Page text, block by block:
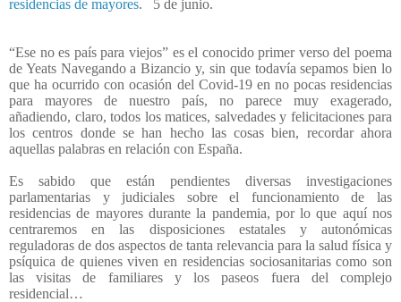
residencias de mayores. 5 de junio.
“Ese no es país para viejos” es el conocido primer verso del poema
de Yeats Navegando a Bizancio y, sin que todavía sepamos bien lo
que ha ocurrido con ocasión del Covid-19 en no pocas residencias
para mayores de nuestro país, no parece muy exagerado,
añadiendo, claro, todos los matices, salvedades y felicitaciones para
los centros donde se han hecho las cosas bien, recordar ahora
aquellas palabras en relación con España.
Es sabido que están pendientes diversas investigaciones
parlamentarias y judiciales sobre el funcionamiento de las
residencias de mayores durante la pandemia, por lo que aquí nos
centraremos en las disposiciones estatales y autonómicas
reguladoras de dos aspectos de tanta relevancia para la salud física y
psíquica de quienes viven en residencias sociosanitarias como son
las visitas de familiares y los paseos fuera del complejo
residencial…